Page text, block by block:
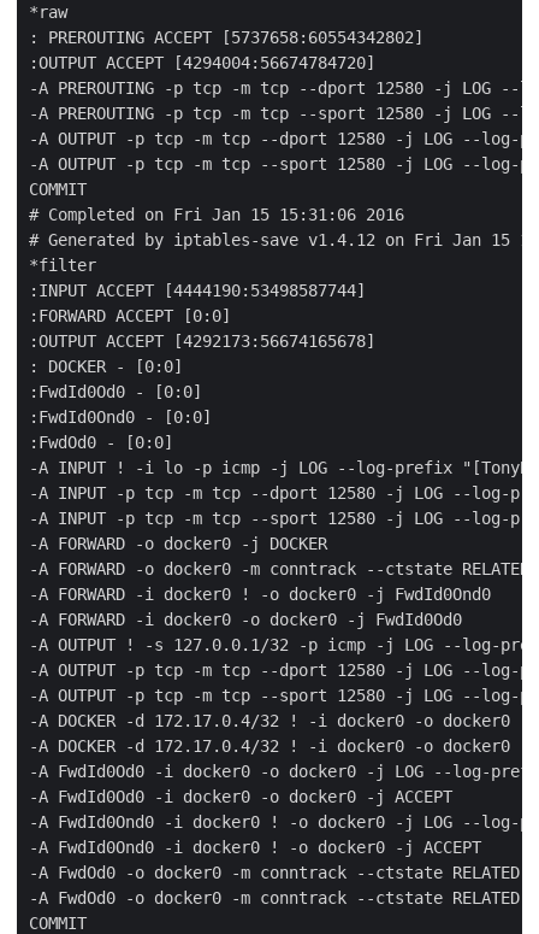
*raw
: PREROUTING ACCEPT [5737658:60554342802]
:OUTPUT ACCEPT [4294004:56674784720]
-A PREROUTING -p tcp -m tcp --dport 12580 -j LOG
-A PREROUTING -p tcp -m tcp --sport 12580 -j LOG
-A OUTPUT -p tcp -m tcp --dport 12580 -j LOG --
-A OUTPUT -p tcp -m tcp --sport 12580 -j LOG --
COMMIT
# Completed on Fri Jan 15 15:31:06 2016
# Generated by iptables-save v1.4.12 on Fri Jan 15
*filter
:INPUT ACCEPT [4444190:53498587744]
:FORWARD ACCEPT [0:0]
:OUTPUT ACCEPT [4292173:56674165678]
: DOCKER - [0:0]
:FwdId0Od0 - [0:0]
:FwdId0Ond0 - [0:0]
:FwdOd0 - [0:0]
-A INPUT ! -i lo -p icmp -j LOG --log-prefix
-A INPUT -p tcp -m tcp --dport 12580 -j LOG --
-A INPUT -p tcp -m tcp --sport 12580 -j LOG --
-A FORWARD -o docker0 -j DOCKER
-A FORWARD -o docker0 -m conntrack --ctstate
-A FORWARD -i docker0 ! -o docker0 -j FwdId0Ond0
-A FORWARD -i docker0 -o docker0 -j FwdId0Od0
-A OUTPUT ! -s 127.0.0.1/32 -p icmp -j LOG --log-
-A OUTPUT -p tcp -m tcp --dport 12580 -j LOG --
-A OUTPUT -p tcp -m tcp --sport 12580 -j LOG --
-A DOCKER -d 172.17.0.4/32 ! -i docker0 -o
-A DOCKER -d 172.17.0.4/32 ! -i docker0 -o docker0
-A FwdId0Od0 -i docker0 -o docker0 -j LOG --log-
-A FwdId0Od0 -i docker0 -o docker0 -j ACCEPT
-A FwdId0Ond0 -i docker0 ! -o docker0 -j LOG --log-
-A FwdId0Ond0 -i docker0 ! -o docker0 -j ACCEPT
-A FwdOd0 -o docker0 -m conntrack --ctstate
-A FwdOd0 -o docker0 -m conntrack --ctstate
COMMIT